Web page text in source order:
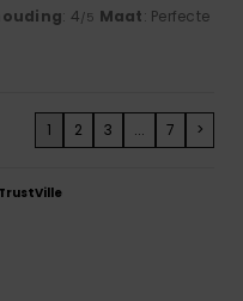
: 4/5 Maat: Perfecte
1 2 3 ... 7 >
TrustVille